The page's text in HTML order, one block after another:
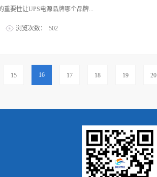
定性上一定要保持高水准，在耐用性上也是表现出超长
源产品售后质量管理和服务的保障性。完善的售后管理
为其在核心产品的不间断电电源技术上的先进性表现，以
超长的耐用性，...
重要性让UPS电源品牌哪个品牌...
任的。三、品牌产品口碑当然我们还可以咨询一下正在
的人的真实体验和评价，通过他们的评价和建议我们可以
等方面都有非常有建设性的评估。建议各位可以特别注意
内容。所以说选择UPS电源品牌是需要我们多方位作了
浏览次数： 502
15 16 17 18 19 20